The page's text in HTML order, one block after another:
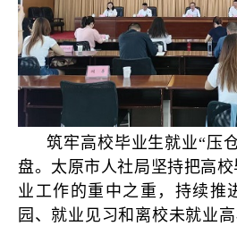
筑牢高校毕业生就业“压
盘。太原市人社局坚持把高
业工作的重中之重，持续推
园、就业见习和离校未就业